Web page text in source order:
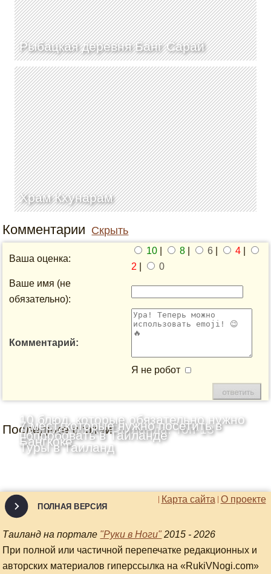
Рыбацкая деревня Банг Сарай
Храм Кхунарам
Комментарии Скрыть
Ваша оценка:
10 8 6 4
2
0
Ваше имя (не
обязательно):
Комментарий:
Я не робот
Последние статьи
Лучшие пляжи Таиланда: Топ-13
10 блюд, которые обязательно нужно
попробовать в Таиланде
7 мест, которые нужно посетить в
Бангкоке
Туры в Таиланд
О проекте
Карта сайта
ПОЛНАЯ ВЕРСИЯ
Таиланд на портале "Руки в Ноги" 2015 - 2026
При полной или частичной перепечатке редакционных и
авторских материалов гиперссылка на «RukiVNogi.com»